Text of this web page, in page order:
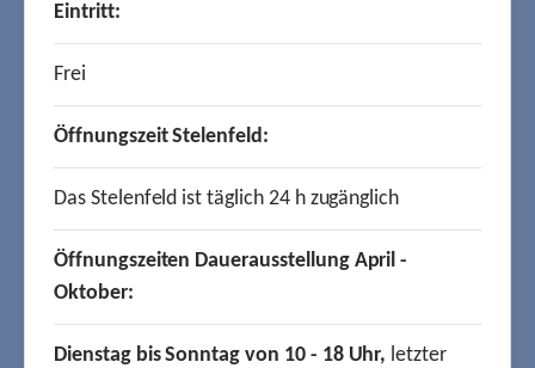
Eintritt:
Frei
Öffnungszeit Stelenfeld:
Das Stelenfeld ist täglich 24 h zugänglich
Öffnungszeiten Dauerausstellung April -
Oktober:
Dienstag bis Sonntag von 10 - 18 Uhr, letzter